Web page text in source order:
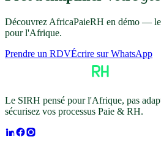
Découvrez AfricaPaieRH en démo — le
pour l'Afrique.
Prendre un RDVÉcrire sur WhatsApp
Le SIRH pensé pour l'Afrique, pas
sécurisez vos processus Paie & RH.